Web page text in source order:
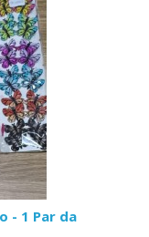
- 1 Par da